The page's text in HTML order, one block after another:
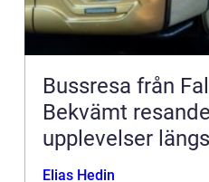
Bussresa från
Bekvämt
upplevelser
Elias Hedin